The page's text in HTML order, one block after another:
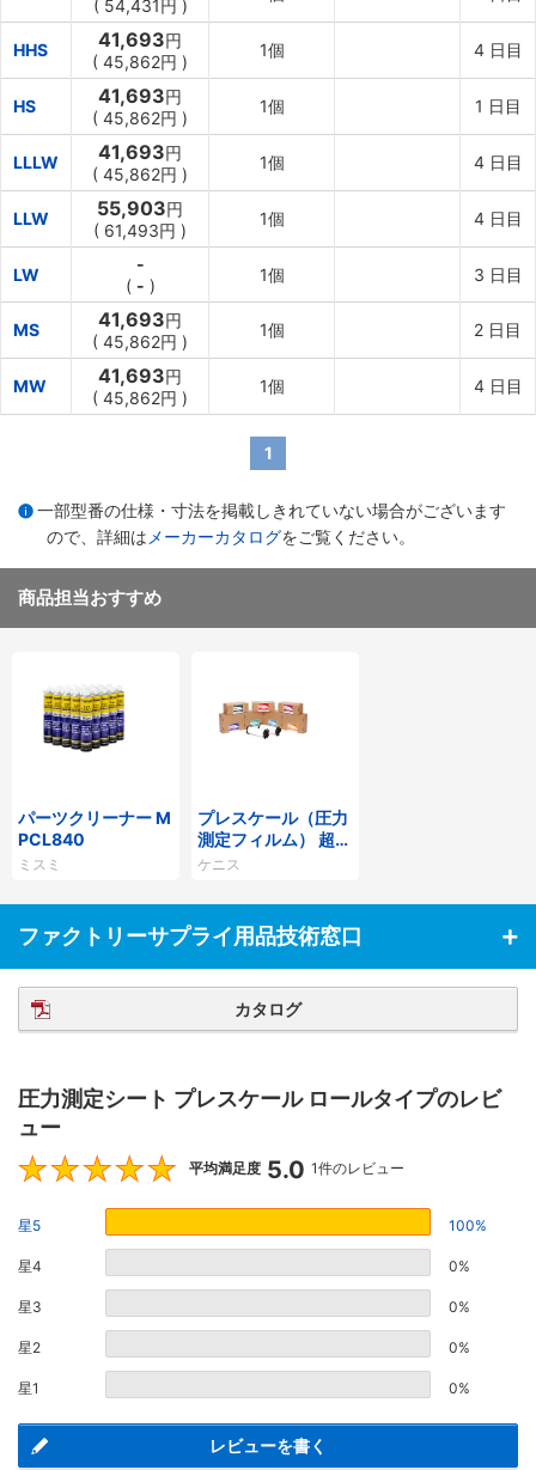
( 54,431円 )
HHS 41,693円
( 45,862円 )
1個 4日目
HS 41,693円
( 45,862円 )
1個 1 日目
LLLW 41,693円
( 45,862円 )
1個 4日目
LLW 55,903円
( 61,493円 )
1個 4日目
LW
-
( - )
1個 3 日目
MS 41,693円
( 45,862円 )
1個 2 日目
MW 41,693円
( 45,862円 )
1個 4日目
1
一部型番の仕様・寸法を掲載しきれていない場合がございます
ので、詳細は メーカーカタログをご覧ください。
商品担当おすすめ
パーツクリーナー M
PCL840
ミスミ
プレスケール（圧力
測定フィルム） 超微
圧用
ケニス
ファクトリーサプライ用品技術窓口
カタログ
圧力測定シート プレスケール ロールタイプのレビ
ュー
5
平均満足度 5.0 1件のレビュー
星5 100%
星4 0%
星3 0%
星2 0%
星1 0%
レビューを書く